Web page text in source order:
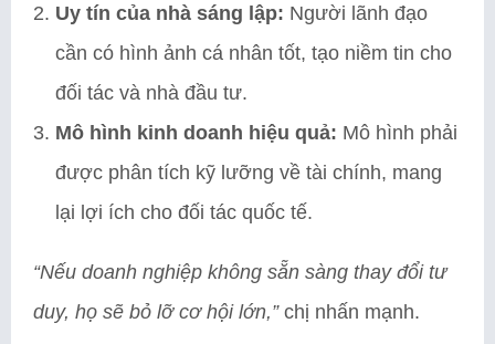
Uy tín của nhà sáng lập: Người lãnh đạo
cần có hình ảnh cá nhân tốt, tạo niềm tin cho
đối tác và nhà đầu tư.
Mô hình kinh doanh hiệu quả: Mô hình phải
được phân tích kỹ lưỡng về tài chính, mang
lại lợi ích cho đối tác quốc tế.
“Nếu doanh nghiệp không sẵn sàng thay đổi tư
duy, họ sẽ bỏ lỡ cơ hội lớn,”chị nhấn mạnh.